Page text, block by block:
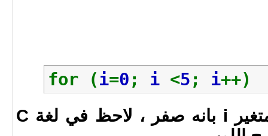
}
for (i=0 ; i <5 ; i++)
i = 0 تعني وضع قيمة المتغير i بانه صفر ، لاحظ في لغة C